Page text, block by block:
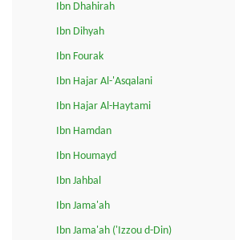
Ibn Dhahirah
Ibn Dihyah
Ibn Fourak
Ibn Hajar Al-'Asqalani
Ibn Hajar Al-Haytami
Ibn Hamdan
Ibn Houmayd
Ibn Jahbal
Ibn Jama'ah
Ibn Jama'ah ('Izzou d-Din)